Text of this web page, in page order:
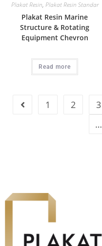
Plakat Resin, Plakat Resin Standar
Plakat Resin Marine
Structure & Rotating
Equipment Chevron
Read more
1 2 3
…